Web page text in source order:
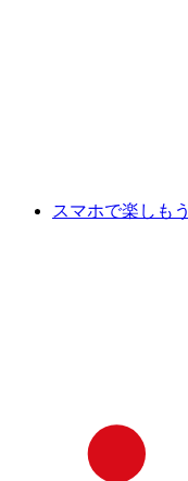
スマホで楽しもう